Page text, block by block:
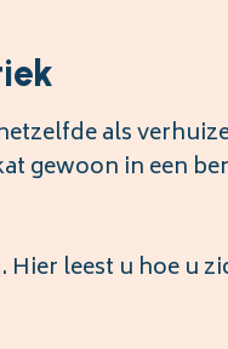
als
gewoon in een
leest u hoe u